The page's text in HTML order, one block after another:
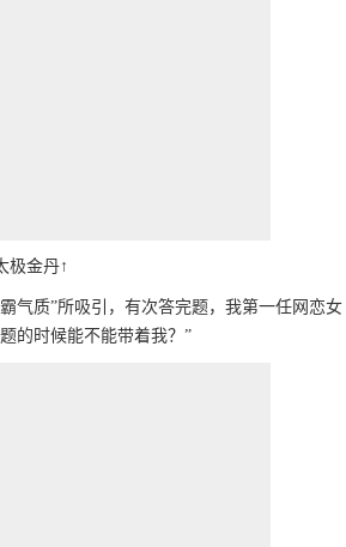
极金丹↑
气质”所吸引，有次答完题，我第一任网恋女
的时候能不能带着我？”